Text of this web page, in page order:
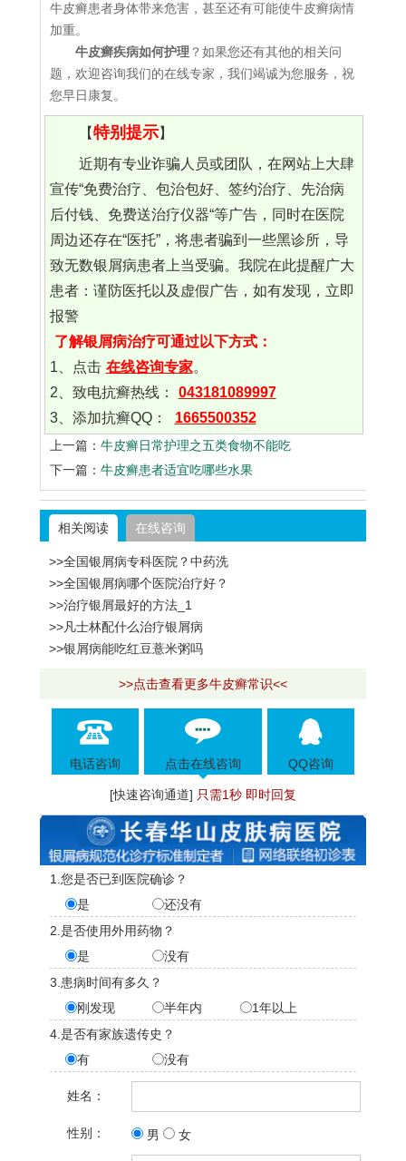
牛皮癣患者身体带来危害，甚至还有可能使牛皮癣病情
加重。
牛皮癣疾病如何护理 ？如果您还有其他的相关问
题，欢迎咨询我们的在线专家，我们竭诚为您服务，祝
您早日康复。
【特别提示】
近期有专业诈骗人员或团队，在网站上大肆
宣传“免费治疗、包治包好、签约治疗、先治病
后付钱、免费送治疗仪器“等广告，同时在医院
周边还存在“医托”，将患者骗到一些黑诊所，导
致无数银屑病患者上当受骗。我院在此提醒广大
患者：谨防医托以及虚假广告，如有发现，立即
报警
了解银屑病治疗可通过以下方式：
1、点击 在线咨询专家。
2、致电抗癣热线：
043181089997
3、添加抗癣QQ：
1665500352
上一篇： 牛皮癣日常护理之五类食物不能吃
下一篇： 牛皮癣患者适宜吃哪些水果
相关阅读 在线咨询
>>全国银屑病专科医院？中药洗
>>全国银屑病哪个医院治疗好？
>>治疗银屑最好的方法_1
>>凡士林配什么治疗银屑病
>>银屑病能吃红豆薏米粥吗
>>点击查看更多牛皮癣常识<<
电话咨询 点击在线咨询 QQ咨询
[快速咨询通道] 只需1秒 即时回复
1.您是否已到医院确诊？
是
还没有
2.是否使用外用药物？
是
没有
3.患病时间有多久？
刚发现
半年内
1年以上
4.是否有家族遗传史？
有
没有
姓名：
性别： 男 女